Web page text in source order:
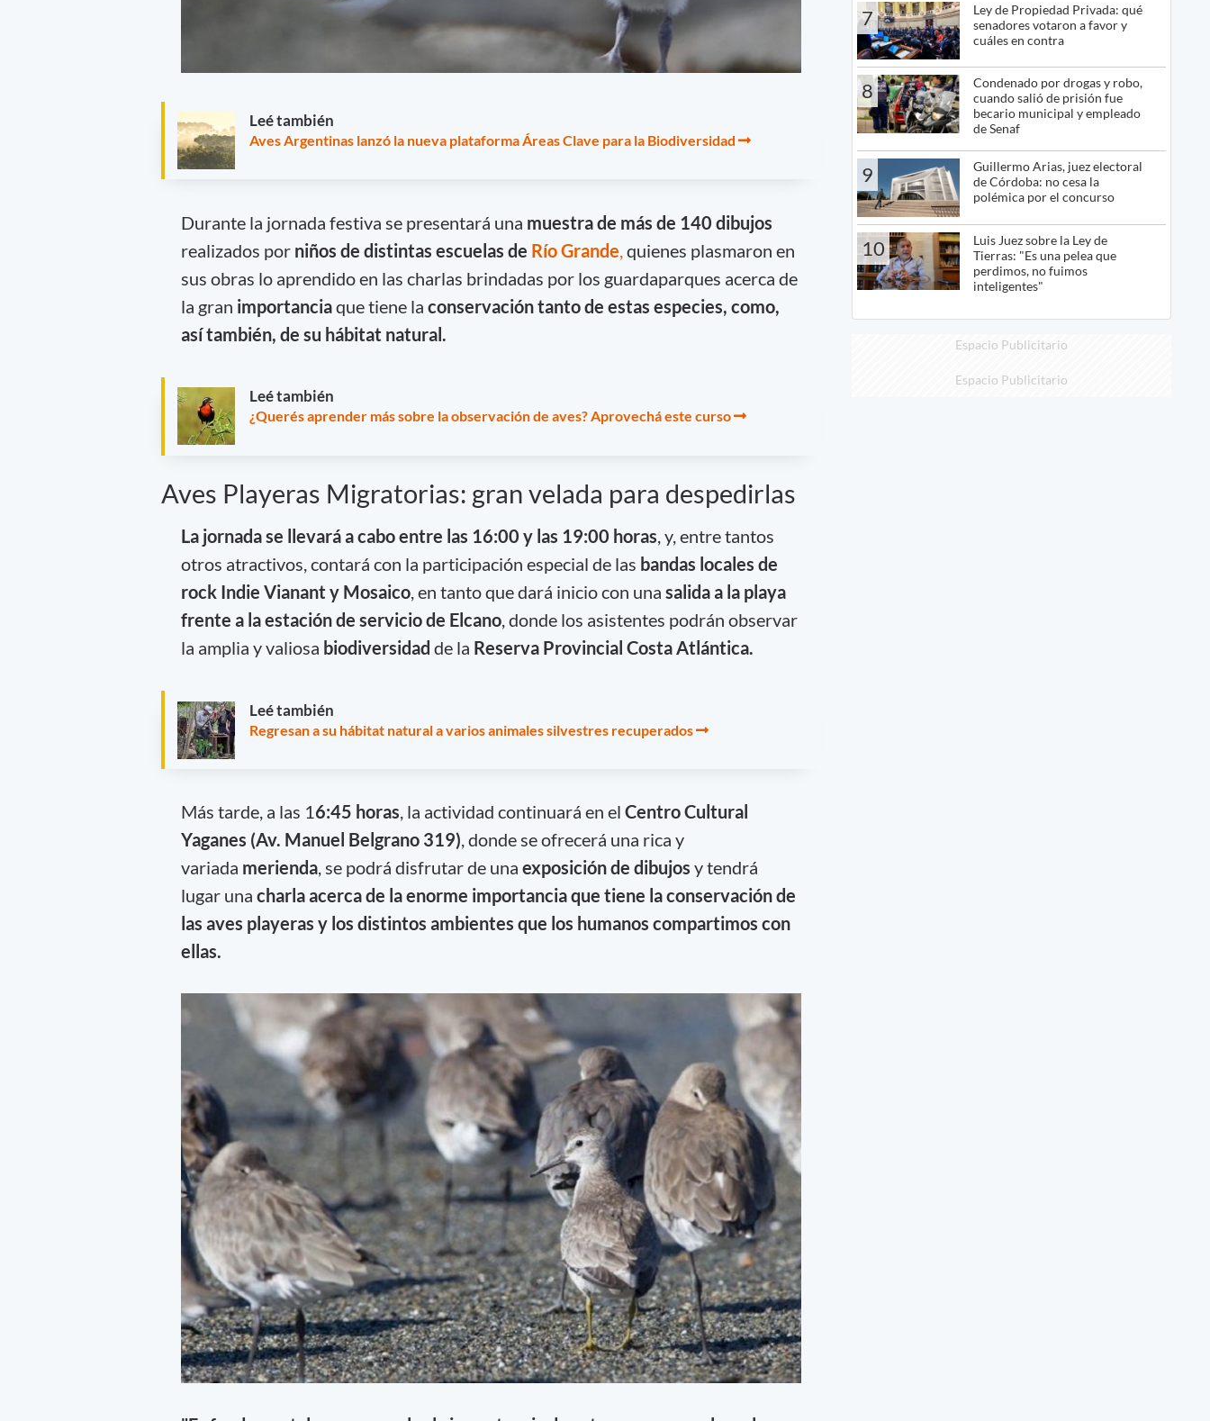
Leé también
Aves Argentinas lanzó la nueva plataforma Áreas Clave para la Biodiversidad
Durante la jornada festiva se presentará una muestra de más de 140 dibujos
realizados porniños de distintas escuelas de Río Grande quienes plasmaron en
sus obras lo aprendido en las charlas brindadas por los guardaparques acerca de
la gran importanciaque tiene la conservación tanto de estas especies, como,
así también, de su hábitat natural.
Leé también
¿Querés aprender más sobre la observación de aves? Aprovechá este curso
Aves Playeras Migratorias: gran velada para despedirlas
La jornada se llevará a cabo entre las 16:00 y las 19:00 horas, y, entre tantos
otros atractivos, contará con la participación especial de las bandas locales de
rock Indie Vianant y Mosaico, en tanto que dará inicio con una salida a la playa
frente a la estación de servicio de Elcano, donde los asistentes podrán observar
la amplia y valiosa biodiversidad de la Reserva Provincial Costa Atlántica.
Leé también
Regresan a su hábitat natural a varios animales silvestres recuperados
Más tarde, a las 16:45 horas, la actividad continuará en el Centro Cultural
Yaganes (Av. Manuel Belgrano 319), donde se ofrecerá una rica y
variada merienda, se podrá disfrutar de una exposición de dibujos y tendrá
lugar una charla acerca de la enorme importancia que tiene la conservación de
las aves playeras y los distintos ambientes que los humanos compartimos con
ellas.
7
Ley de Propiedad Privada: qué
senadores votaron a favor y
cuáles en contra
8
Condenado por drogas y robo,
cuando salió de prisión fue
becario municipal y empleado
de Senaf
9
Guillermo Arias, juez electoral
de Córdoba: no cesa la
polémica por el concurso
10
Luis Juez sobre la Ley de
Tierras: "Es una pelea que
perdimos, no fuimos
inteligentes"
Espacio Publicitario
Espacio Publicitario